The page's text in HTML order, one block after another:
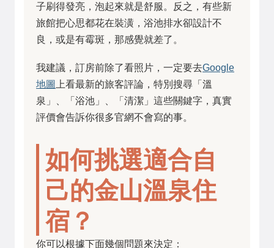
子刷得發亮，泡起來就是舒服。反之，有些新
旅館把心思都花在裝潢，浴池排水卻設計不
良，或是有霉斑，那感覺就差了。
我建議，訂房前除了看照片，一定要去Google
地圖
上看最新的旅客評論，特別搜尋「溫
泉」、「浴池」、「清潔」這些關鍵字，真實
評價會告訴你很多官網不會寫的事。
如何挑選適合自
己的金山溫泉住
宿？
你可以根據下面幾個問題來決定：